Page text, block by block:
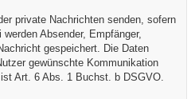
private Nachrichten senden, sofern
Absender, Empfänger,
gespeichert. Die Daten
gewünschte Kommunikation
Art. 6 Abs. 1 Buchst. b DSGVO.